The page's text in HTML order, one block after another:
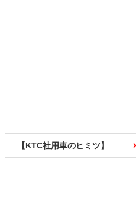
【KTC社用車のヒミツ】